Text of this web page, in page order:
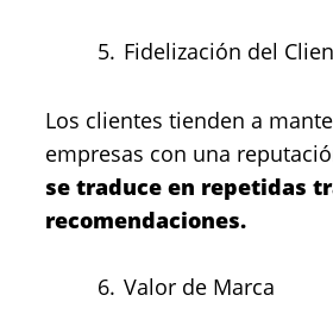
Fidelización del
Los clientes tienden a
empresas con una
se traduce en repetidas
recomendaciones.
Valor de Marca